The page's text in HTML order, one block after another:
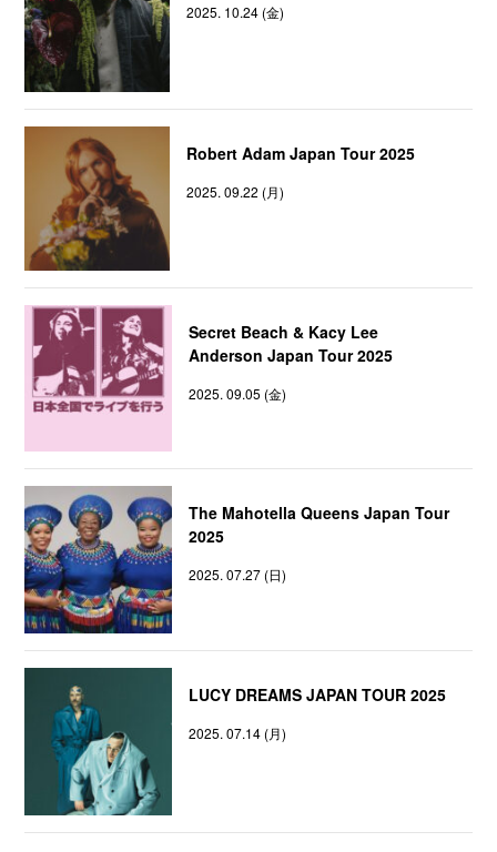
2025. 10.24 (金)
Robert Adam Japan Tour 2025
2025. 09.22 (月)
Secret Beach & Kacy Lee
Anderson Japan Tour 2025
2025. 09.05 (金)
The Mahotella Queens Japan Tour
2025
2025. 07.27 (日)
LUCY DREAMS JAPAN TOUR 2025
2025. 07.14 (月)